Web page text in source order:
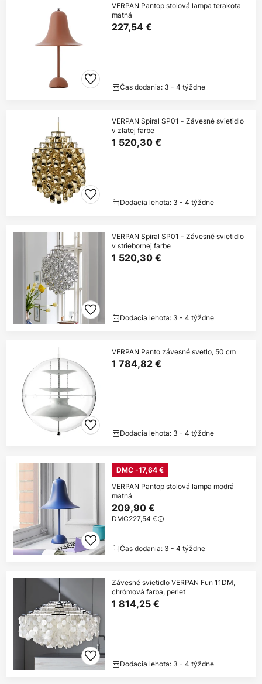
VERPAN Pantop stolová lampa terakota
matná
227,54 €
Čas dodania: 3 - 4 týždne
VERPAN Spiral SP01 - Závesné svietidlo
v zlatej farbe
1 520,30 €
Dodacia lehota: 3 - 4 týždne
VERPAN Spiral SP01 - Závesné svietidlo
v striebornej farbe
1 520,30 €
Dodacia lehota: 3 - 4 týždne
VERPAN Panto závesné svetlo, 50 cm
1 784,82 €
Dodacia lehota: 3 - 4 týždne
DMC -17,64 €
VERPAN Pantop stolová lampa modrá
matná
209,90 €
DMC227,54 €
Čas dodania: 3 - 4 týždne
Závesné svietidlo VERPAN Fun 11DM,
chrómová farba, perleť
1 814,25 €
Dodacia lehota: 3 - 4 týždne